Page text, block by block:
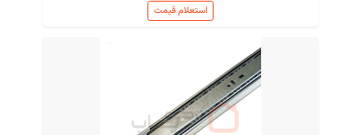
استعلام قیمت